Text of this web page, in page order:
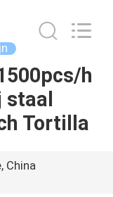
h
staal
Tortilla
China